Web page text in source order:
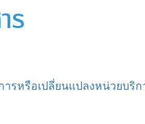
ร
ารหรือเปลี่ยนแปลงหน่วยบ